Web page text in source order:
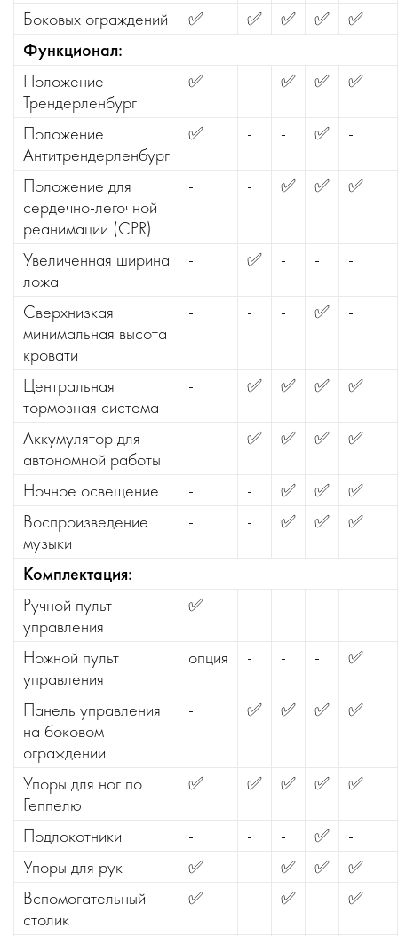
Боковых ограждений ✅ ✅ ✅ ✅
✅
Функционал:
Положение
Трендерленбург
✅ - ✅ ✅ ✅
Положение
Антитрендерленбург
✅ - - ✅ -
Положение для
сердечно-легочной
реанимации (CPR)
- - ✅ ✅ ✅
Увеличенная ширина
ложа
- ✅ - - -
Сверхнизкая
минимальная высота
кровати
- - - ✅ -
Центральная
тормозная система
- ✅ ✅ ✅ ✅
Аккумулятор для
автономной работы
- ✅ ✅ ✅ ✅
Ночное освещение - - ✅ ✅
✅
Воспроизведение
музыки
- - ✅ ✅ ✅
Комплектация:
Ручной пульт
управления
✅ - - - -
Ножной пульт
управления
опция - - - ✅
Панель управления
на боковом
ограждении
- ✅ ✅ ✅ ✅
Упоры для ног по
Геппелю
✅ ✅ ✅ ✅ ✅
Подлокотники - - - ✅
-
Упоры для рук
✅ - ✅ ✅
✅
Вспомогательный
столик
✅ - ✅ - ✅